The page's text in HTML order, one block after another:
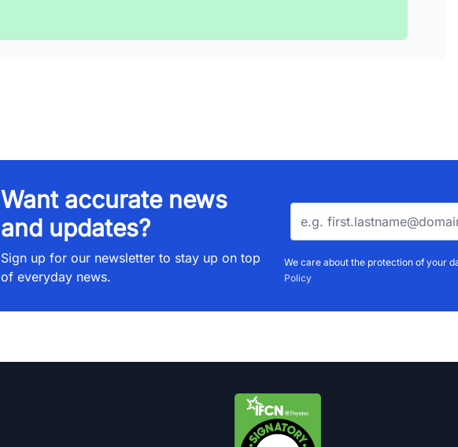
Want accurate news
and updates?
Sign up for our newsletter to stay up on top
of everyday news.
We care about the protection of your
Policy